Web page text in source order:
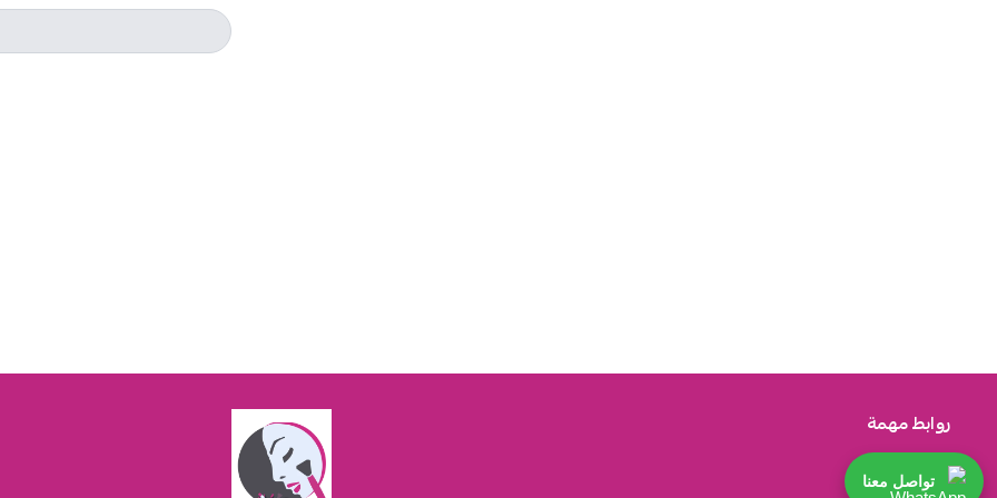
روابط مهمة
تواصل معنا